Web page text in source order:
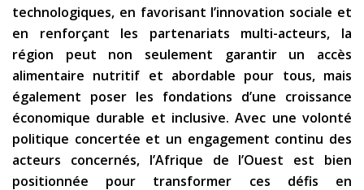
technologiques, en favorisant l’innovation sociale et
en renforçant les partenariats multi-acteurs, la
région peut non seulement garantir un accès
alimentaire nutritif et abordable pour tous, mais
également poser les fondations d’une croissance
économique durable et inclusive. Avec une volonté
politique concertée et un engagement continu des
acteurs concernés, l’Afrique de l’Ouest est bien
positionnée pour transformer ces défis en